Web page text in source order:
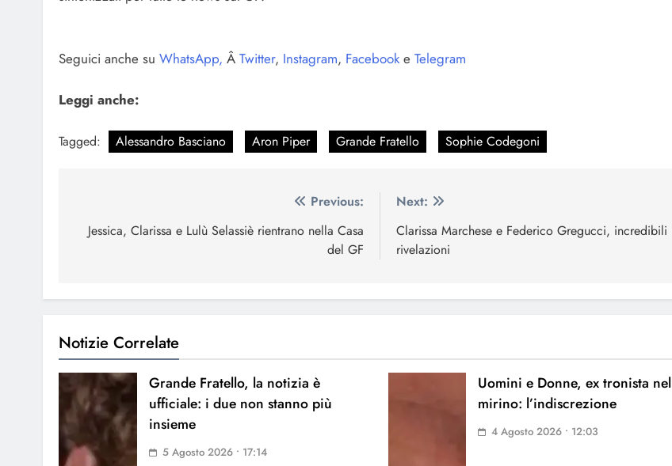
Seguici anche su WhatsApp, Â Twitter, Instagram, Facebooke Telegram
Leggi anche:
Tagged: Alessandro Basciano Aron Piper Grande Fratello Sophie Codegoni
articoli
Previous:
Jessica, Clarissa e Lulù Selassiè rientrano nella Casa
del GF
Next:
Clarissa Marchese e Federico Gregucci, incredibili
rivelazioni
Notizie Correlate
Grande Fratello, la notizia è
ufficiale: i due non stanno più
insieme
5 Agosto 2026 • 17:14
Uomini e Donne, ex tronista nel
mirino: l’indiscrezione
4 Agosto 2026 • 12:03